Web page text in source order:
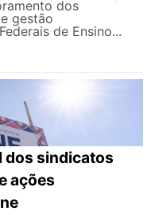
dos
gestão
de Ensino...
dos sindicatos
ações